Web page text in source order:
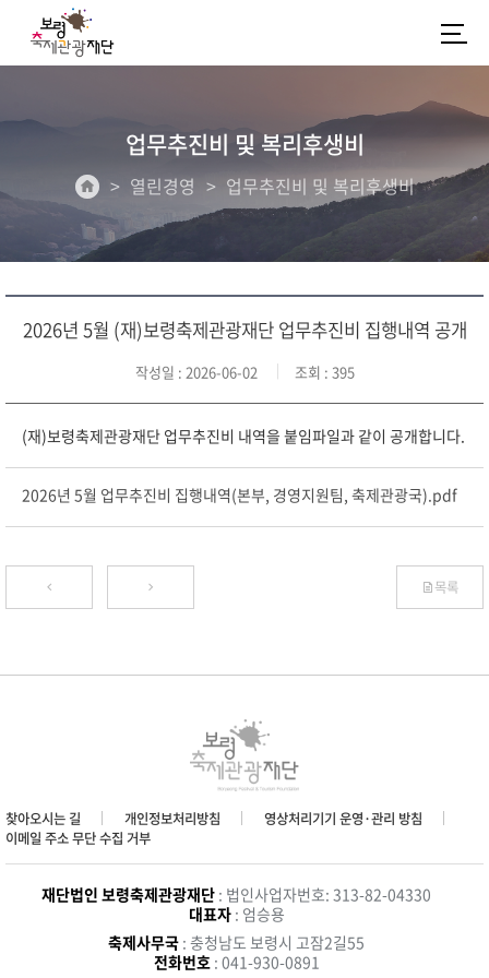
업무추진비 및 복리후생비
열린경영 업무추진비 및 복리후생비
2026년 5월 (재)보령축제관광재단 업무추진비 집행내역 공개
작성일 : 2026-06-02 조회 : 395
(재)보령축제관광재단 업무추진비 내역을 붙임파일과 같이 공개합니다.
2026년 5월 업무추진비 집행내역(본부, 경영지원팀, 축제관광국).pdf
목록
찾아오시는 길 개인정보처리방침
영상처리기기 운영·관리 방침
이메일 주소 무단 수집 거부
재단법인 보령축제관광재단 : 법인사업자번호: 313-82-04330
대표자: 엄승용
축제사무국 : 충청남도 보령시 고잠2길55
전화번호 : 041-930-0891